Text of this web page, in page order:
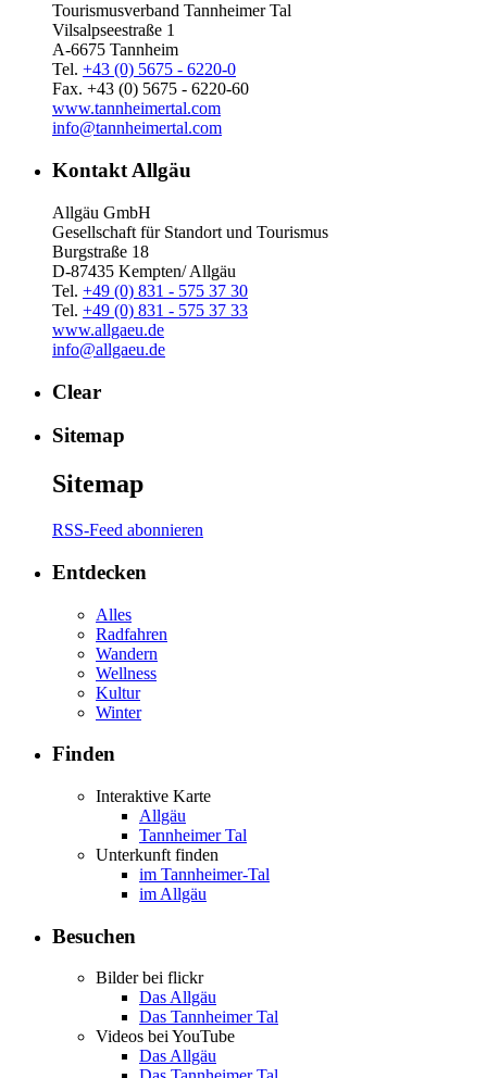
Tourismusverband Tannheimer Tal
Vilsalpseestraße 1
A-6675 Tannheim
Tel. +43 (0) 5675 - 6220-0
Fax. +43 (0) 5675 - 6220-60
www.tannheimertal.com
info@tannheimertal.com
Kontakt Allgäu
Allgäu GmbH
Gesellschaft für Standort und Tourismus
Burgstraße 18
D-87435 Kempten/ Allgäu
Tel. +49 (0) 831 - 575 37 30
Tel. +49 (0) 831 - 575 37 33
www.allgaeu.de
info@allgaeu.de
Clear
Sitemap
Sitemap
RSS-Feed abonnieren
Entdecken
Alles
Radfahren
Wandern
Wellness
Kultur
Winter
Finden
Interaktive Karte
Allgäu
Tannheimer Tal
Unterkunft finden
im Tannheimer-Tal
im Allgäu
Besuchen
Bilder bei flickr
Das Allgäu
Das Tannheimer Tal
Videos bei YouTube
Das Allgäu